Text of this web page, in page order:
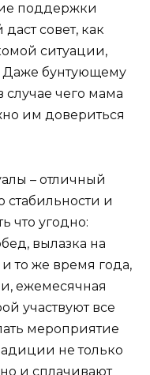
поддержки
совет, как
ситуации,
Даже бунтующему
случае чего мама
им довериться
– отличный
стабильности и
что угодно:
вылазка на
то же время года,
ежемесячная
участвуют все
мероприятие
не только
и сплачивают